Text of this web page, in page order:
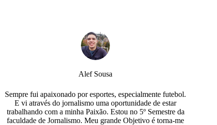
Alef Sousa
Sempre fui apaixonado por esportes, especialmente futebol.
E vi através do jornalismo uma oportunidade de estar
trabalhando com a minha Paixão. Estou no 5º Semestre da
faculdade de Jornalismo. Meu grande Objetivo é torna-me